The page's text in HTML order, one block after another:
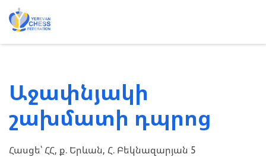
Աջափնյակի
շախմատի դպրոց
Հասցե՝ ՀՀ, ք. Երևան, Հ. Բեկնազարյան 5